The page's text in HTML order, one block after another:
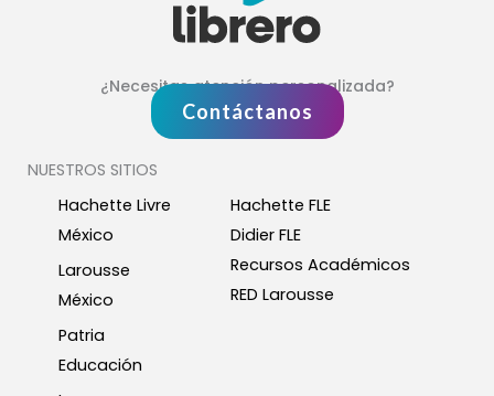
¿Necesitas atención personalizada?
Contáctanos
NUESTROS SITIOS
Hachette Livre
México
Larousse
México
Patria
Educación
Hachette FLE
Didier FLE
Recursos Académicos
RED Larousse